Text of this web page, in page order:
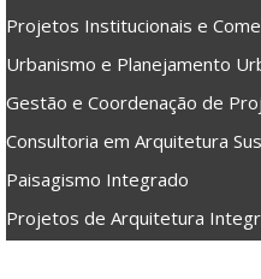
Projetos Institucionais e
Urbanismo e Planejamento
Gestão e Coordenação de
Consultoria em Arquitetura
Paisagismo Integrado
Projetos de Arquitetura